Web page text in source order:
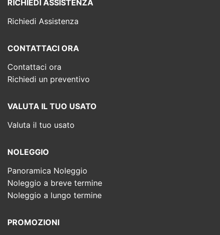
RICHIEDI ASSISTENZA
Richiedi Assistenza
CONTATTACI ORA
Contattaci ora
Richiedi un preventivo
VALUTA IL TUO USATO
Valuta il tuo usato
NOLEGGIO
Panoramica Noleggio
Noleggio a breve termine
Noleggio a lungo termine
PROMOZIONI